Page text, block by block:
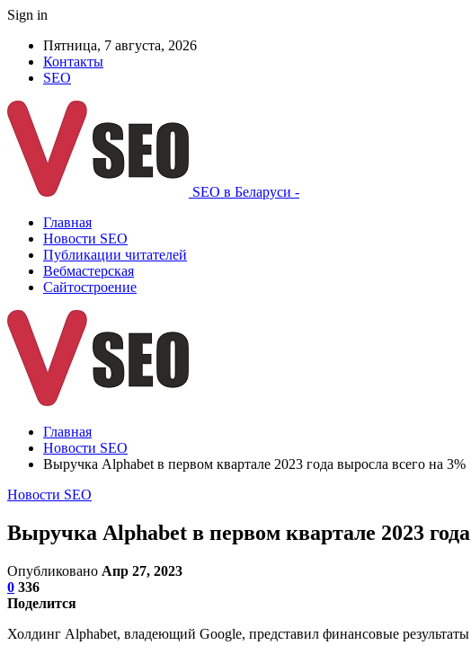
Sign in
Пятница, 7 августа, 2026
Контакты
SEO
SEO в Беларуси -
Главная
Новости SEO
Публикации читателей
Вебмастерская
Сайтостроение
Главная
Новости SEO
Выручка Alphabet в первом квартале 2023 года выросла всего на 3%
Новости SEO
Выручка Alphabet в первом квартале 2023
Опубликовано Апр 27, 2023
0 336
Поделится
Холдинг Alphabet, владеющий Google, представил финансовые результаты